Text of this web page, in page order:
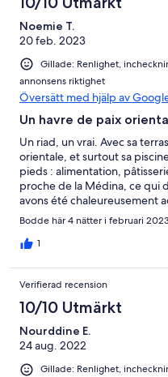
Noemie T.
20 feb. 2023
Gillade: Renlighet,
annonsens riktighet
Översätt med hjälp av
Un havre de paix
Un riad, un vrai. Avec sa
orientale, et surtout sa
pieds : alimentation,
proche de la Médina, ce qui
avons été chaleureusement
son sens du partage et ses
Une adresse à garder
Bodde här 4 nätter i februari
1
Verifierad recension
10/10 Utmärkt
Nourddine E.
24 aug. 2022
Gillade: Renlighet,